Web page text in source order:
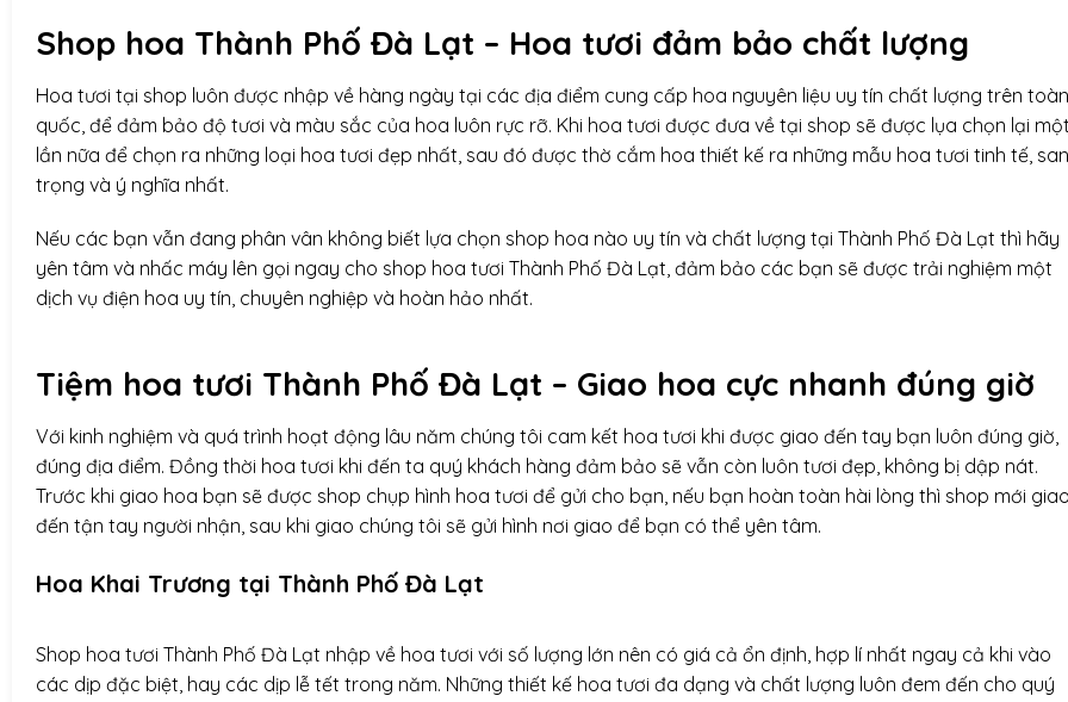
Shop hoa Thành Phố Đà Lạt – Hoa tươi đảm bảo chất lượng
Hoa tươi tại shop luôn được nhập về hàng ngày tại các địa điểm cung cấp hoa nguyên liệu uy tín chất lượng trên toàn
quốc, để đảm bảo độ tươi và màu sắc của hoa luôn rực rỡ. Khi hoa tươi được đưa về tại shop sẽ được lụa chọn lại
lần nữa để chọn ra những loại hoa tươi đẹp nhất, sau đó được thờ cắm hoa thiết kế ra những mẫu hoa tươi tinh tế,
trọng và ý nghĩa nhất.
Nếu các bạn vẫn đang phân vân không biết lựa chọn shop hoa nào uy tín và chất lượng tại Thành Phố Đà Lạt thì hãy
yên tâm và nhấc máy lên gọi ngay cho shop hoa tươi Thành Phố Đà Lạt, đảm bảo các bạn sẽ được trải nghiệm một
dịch vụ điện hoa uy tín, chuyên nghiệp và hoàn hảo nhất.
Tiệm hoa tươi Thành Phố Đà Lạt – Giao hoa cực nhanh đúng giờ
Với kinh nghiệm và quá trình hoạt động lâu năm chúng tôi cam kết hoa tươi khi được giao đến tay bạn luôn đúng giờ,
đúng địa điểm. Đồng thời hoa tươi khi đến ta quý khách hàng đảm bảo sẽ vẫn còn luôn tươi đẹp, không bị dập nát.
Trước khi giao hoa bạn sẽ được shop chụp hình hoa tươi để gửi cho bạn, nếu bạn hoàn toàn hài lòng thì shop mới
đến tận tay người nhận, sau khi giao chúng tôi sẽ gửi hình nơi giao để bạn có thể yên tâm.
Hoa Khai Trương tại Thành Phố Đà Lạt
Shop hoa tươi Thành Phố Đà Lạt nhập về hoa tươi với số lượng lớn nên có giá cả ổn định, hợp lí nhất ngay cả khi vào
các dịp đặc biệt, hay các dịp lễ tết trong năm. Những thiết kế hoa tươi đa dạng và chất lượng luôn đem đến cho quý